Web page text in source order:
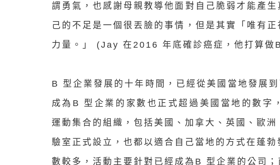
謂勇氣，也感謝母親教導他面對自己脆弱才能產
己的不足是一個很丟臉的事情，但是其實「唯有
力量。」 (Jay 在2016 年底確診癌症，他打算做
B 型企業發展的十年時間，已經從美國當地發展
成為B 型企業的家數也正式超過美國當地的數字
運動集合的組織，包括美國、加拿大、英國、歐
驗室正式設立，也都以適合自己當地的方式在蓬
數較多，活動主要針對已經成為B 型企業的公司